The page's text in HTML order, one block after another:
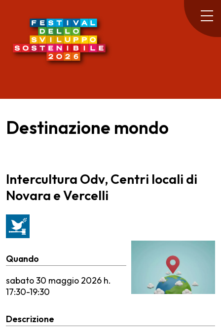
Destinazione mondo
Intercultura Odv, Centri locali di
Novara e Vercelli
Quando
sabato30 maggio 2026 h.
17:30-19:30
Descrizione